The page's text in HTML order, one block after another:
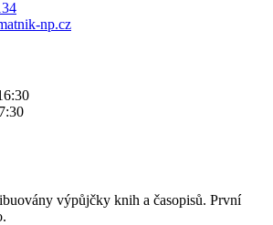
np.cz
výpůjčky knih a časopisů. První